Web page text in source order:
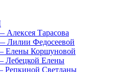
Тарасова
Федосеевой
Коршуновой
Елены
Светланы